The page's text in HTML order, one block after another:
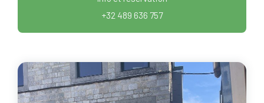
+32 489 636 757